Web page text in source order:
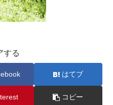
する
はてブ
コピー